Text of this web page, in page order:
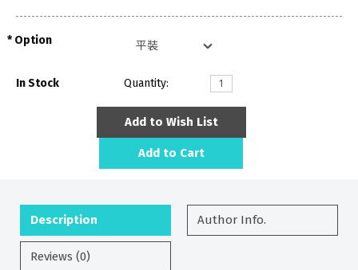
Option
In Stock Quantity:
Add to Wish List
Add to Cart
Description Author Info.
Reviews (0)